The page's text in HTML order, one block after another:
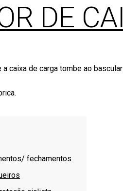
DE
a caixa de carga tombe ao
fechamentos